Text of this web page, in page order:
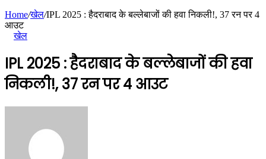
Home/खेल/IPL 2025 : हैदराबाद के बल्लेबाजों की हवा निकली!, 37 रन पर 4
आउट
खेल
IPL 2025 : हैदराबाद के बल्लेबाजों की हवा
निकली!, 37 रन पर 4 आउट